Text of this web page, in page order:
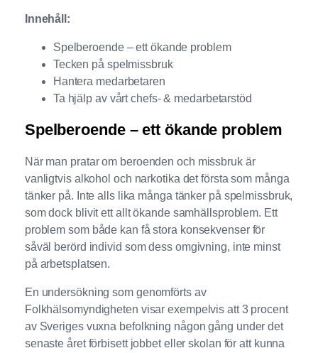
Innehåll:
Spelberoende – ett ökande problem
Tecken på spelmissbruk
Hantera medarbetaren
Ta hjälp av vårt chefs- & medarbetarstöd
Spelberoende – ett ökande problem
När man pratar om beroenden och missbruk är
vanligtvis alkohol och narkotika det första som många
tänker på. Inte alls lika många tänker på spelmissbruk,
som dock blivit ett allt ökande samhällsproblem. Ett
problem som både kan få stora konsekvenser för
såväl berörd individ som dess omgivning, inte minst
på arbetsplatsen.
En undersökning som genomförts av
Folkhälsomyndigheten visar exempelvis att 3 procent
av Sveriges vuxna befolkning någon gång under det
senaste året förbisett jobbet eller skolan för att kunna